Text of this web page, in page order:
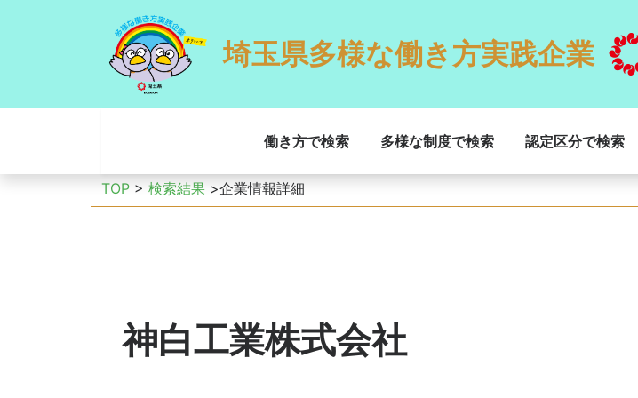
埼玉県多様な働き方実践企業
働き方で検索 多様な制度で検索 認定区分で検索
TOP > 検索結果 >企業情報詳細
神白工業株式会社